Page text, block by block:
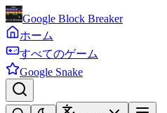
Google Block Breaker
ホーム
すべてのゲーム
Google Snake